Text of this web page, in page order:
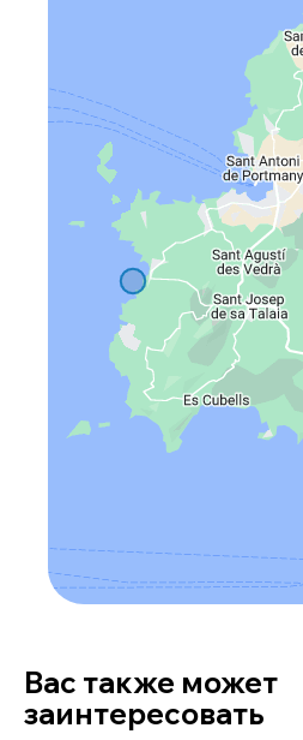
Вас также может
заинтересовать